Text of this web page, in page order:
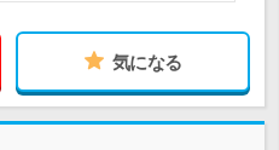
気になる